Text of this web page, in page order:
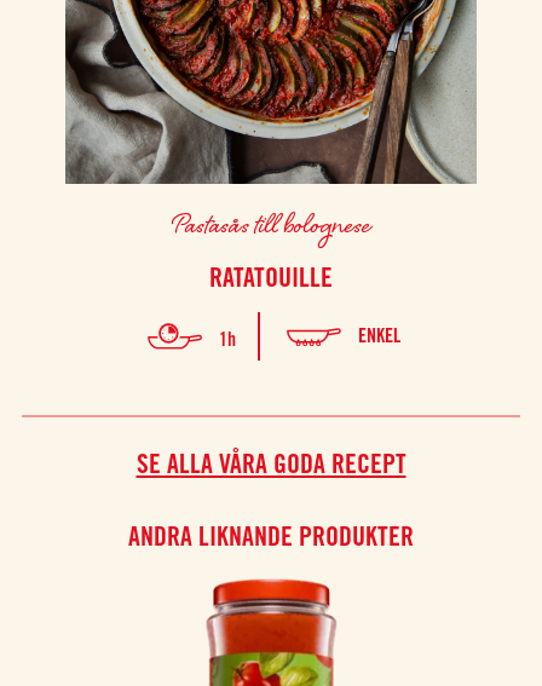
Pastasås till bolognese
RATATOUILLE
1h ENKEL
SE ALLA VÅRA GODA RECEPT
ANDRA LIKNANDE PRODUKTER